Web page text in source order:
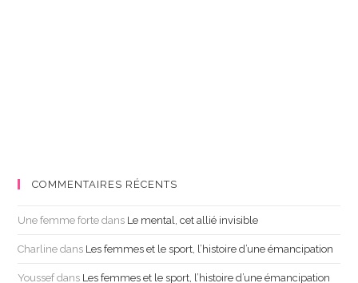
COMMENTAIRES RÉCENTS
Une femme forte dans Le mental, cet allié invisible
Charline dans Les femmes et le sport, l’histoire d’une émancipation
Youssefdans Les femmes et le sport, l’histoire d’une émancipation